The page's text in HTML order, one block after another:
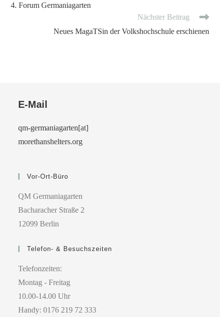
4. Forum Germaniagarten
Nächster Beitrag
Neues MagaTSin der Volkshochschule erschienen
E-Mail
qm-germaniagarten[at]
morethanshelters.org
Vor-Ort-Büro
QM Germaniagarten
Bacharacher Straße 2
12099 Berlin
Telefon- & Besuchszeiten
Telefonzeiten:
Montag - Freitag
10.00-14.00 Uhr
Handy: 0176 219 72 333